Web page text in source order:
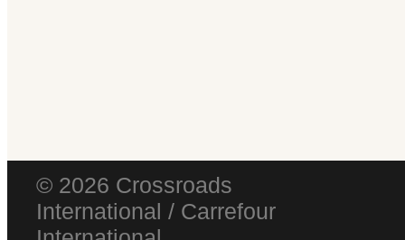
© 2026 Crossroads
International / Carrefour